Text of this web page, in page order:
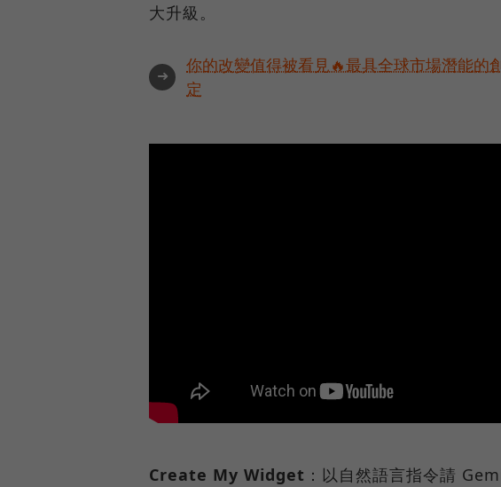
大升級。
➜
你的改變值得被看見🔥最具全球市場潛能的
定
Create My Widget ：以自然語言指令請